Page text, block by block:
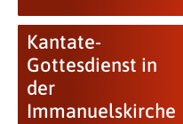
Kantate-
Gottesdienst in
der
Immanuelskirche